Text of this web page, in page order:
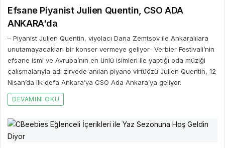
Efsane Piyanist Julien Quentin, CSO ADA
ANKARA'da
– Piyanist Julien Quentin, viyolacı Dana Zemtsov ile Ankaralılara
unutamayacakları bir konser vermeye geliyor- Verbier Festivali’nin
efsane ismi ve Avrupa’nın en ünlü isimleri ile yaptığı oda müziği
çalışmalarıyla adı zirvede anılan piyano virtüözü Julien Quentin, 12
Nisan’da ilk defa Ankara’ya CSO Ada Ankara’ya geliyor.
DEVAMINI OKU